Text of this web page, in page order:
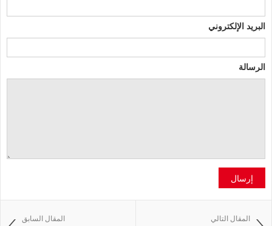
البريد الإلكتروني
الرسالة
إرسال
المقال السابق المقال التالي